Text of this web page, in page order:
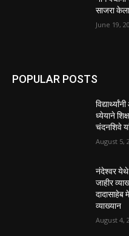
साजरा
June 19,
POPULAR POSTS
ध्येयाने
चंदनशिवे
August 5,
नंदेश्वर येथे
जाहीर
दादासाहेब
व्याख्यान
August 4,